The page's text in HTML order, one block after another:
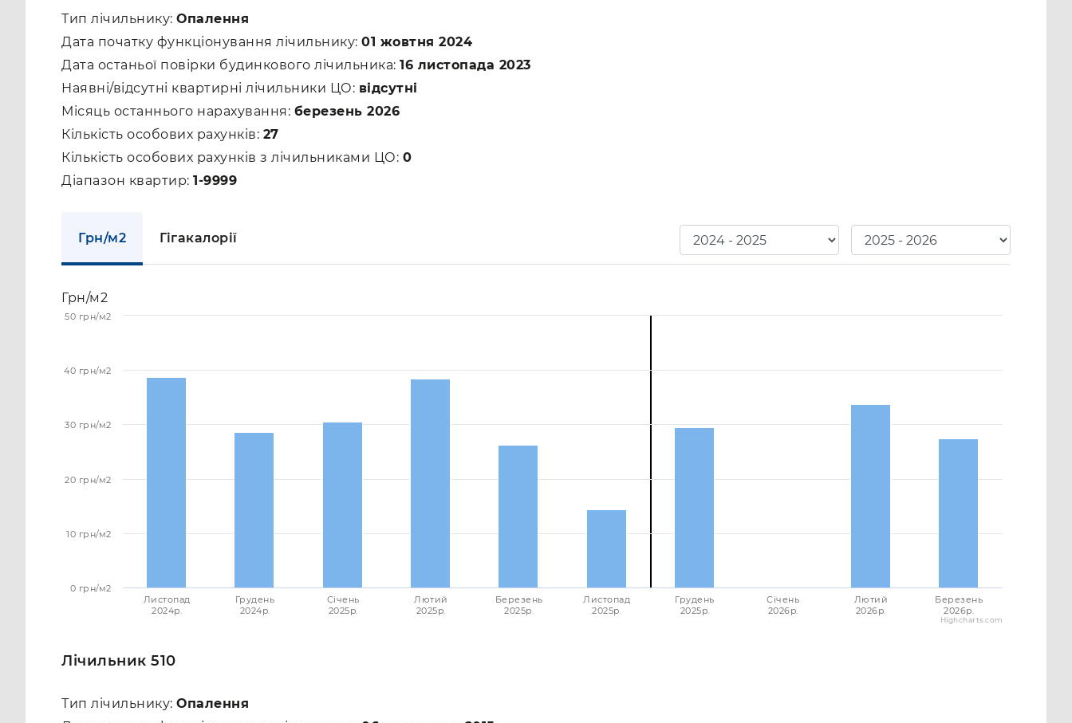
Тип лічильнику: Опалення
Дата початку функціонування лічильнику: 01 жовтня 2024
Дата останьої повірки будинкового лічильника: 16 листопада 2023
Наявні/відсутні квартирні лічильники ЦО: відсутні
Місяць останнього нарахування: березень 2026
Кількість особових рахунків: 27
Кількість особових рахунків з лічильниками ЦО: 0
Діапазон квартир: 1-9999
Грн/м2 Гігакалорії
Грн/м2
Листопад
2024p.
Грудень
2024p.
Січень
2025p.
Лютий
2025p.
Березень
2025p.
Листопад
2025p.
Грудень
2025p.
Січень
2026p.
Лютий
2026p.
Березень
2026p.
0 грн/м2
10 грн/м2
20 грн/м2
30 грн/м2
40 грн/м2
50 грн/м2
Highcharts.com
Лічильник 510
Тип лічильнику: Опалення